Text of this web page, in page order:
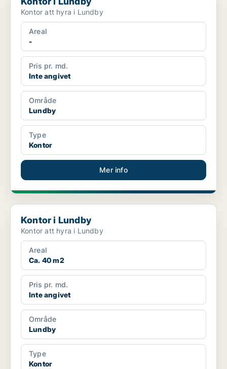
Kontor att hyra i Lundby
Areal
-
Pris pr. md.
Inte angivet
Område
Lundby
Type
Kontor
Mer info
Kontor i Lundby
Kontor i Lundby
Kontor att hyra i Lundby
Areal
Ca. 40 m2
Pris pr. md.
Inte angivet
Område
Lundby
Type
Kontor